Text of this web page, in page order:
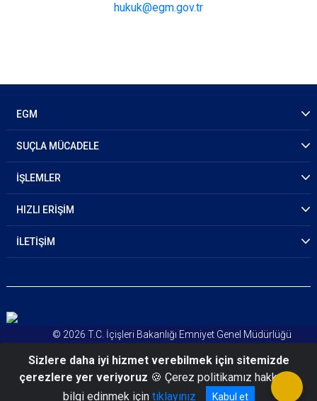
hukuk@egm.gov.tr
EGM
SUÇLA MÜCADELE
İŞLEMLER
HIZLI ERİŞİM
İLETİŞİM
© 2026 T.C. İçişleri Bakanlığı Emniyet Genel Müdürlüğü
Aydınlatma Metni
Sizlere daha iyi hizmet verebilmek için sitemizde
çerezlere yer veriyoruz 🍪 Çerez politikamız hakkında
bilgi edinmek için tıklayınız Kabul et